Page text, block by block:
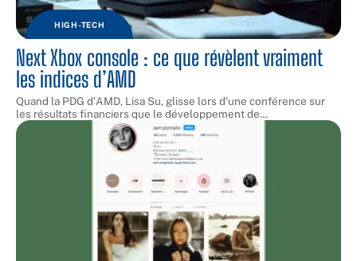
HIGH-TECH
Next Xbox console : ce que révèlent vraiment
les indices d’AMD
Quand la PDG d'AMD, Lisa Su, glisse lors d'une conférence sur
les résultats financiers que le développement de…